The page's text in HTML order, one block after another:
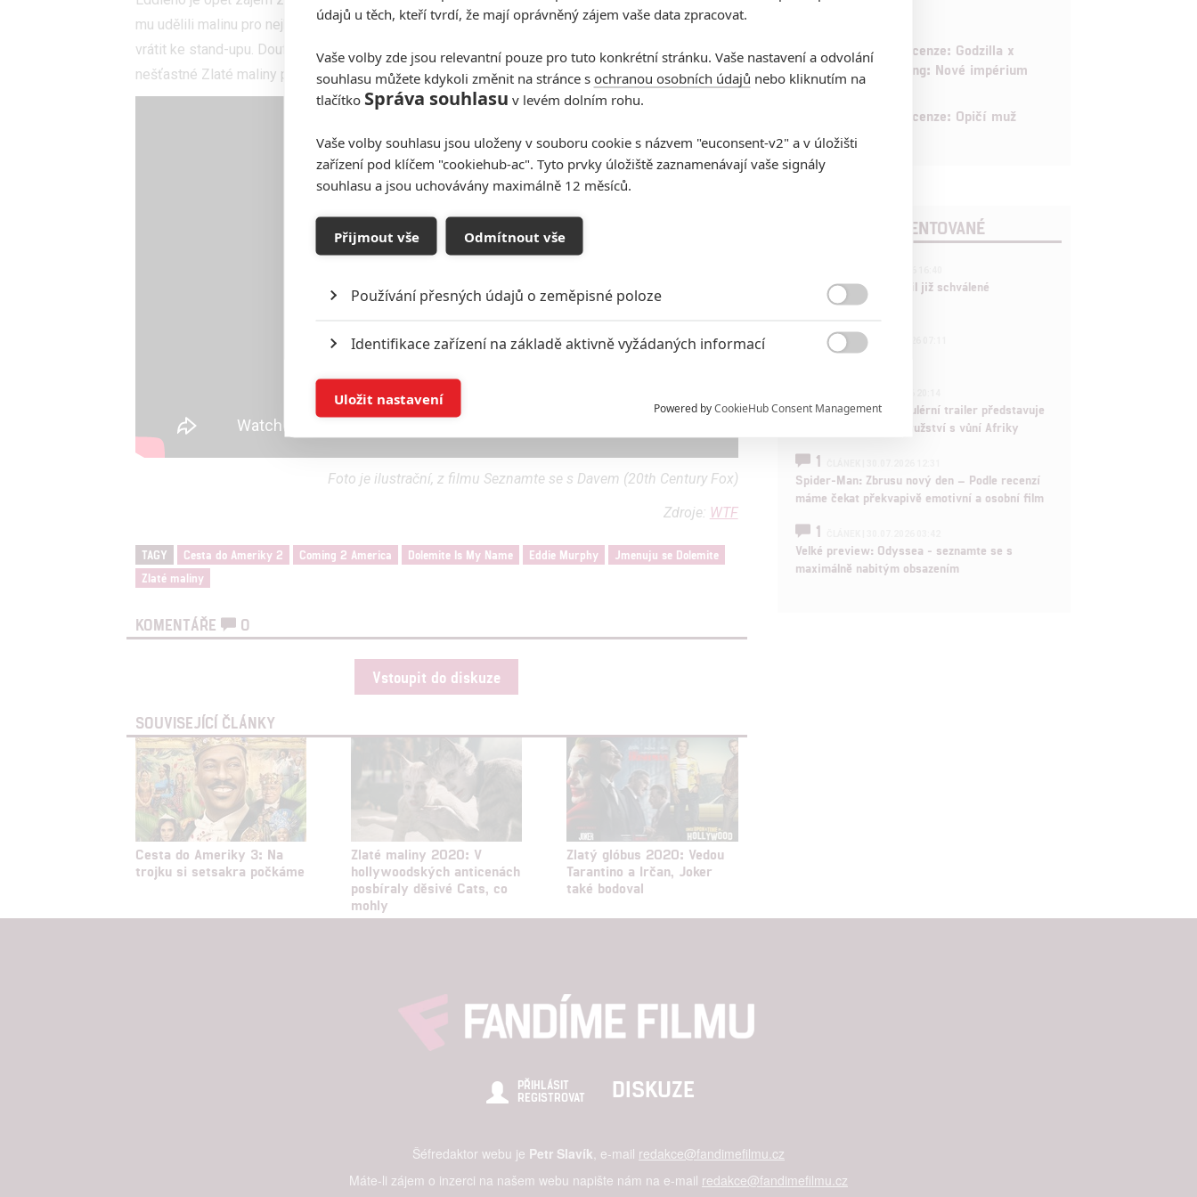
mu udělili malinu pro nejhoršího herce desetiletí, ale také měl hodně času na rodinu a odhodlal se
vrátit ke stand-upu. Doufá, že se do vod průměru neponoří znovu. Obzvlášť, když už mu i ony
nešťastné Zlaté maliny přiznaly "cenu vykoupení".
Foto je ilustrační, z filmu Seznamte se s Davem (20th Century Fox)
Zdroje: WTF
TAGY Cesta do Ameriky 2 Coming 2 America Dolemite Is My Name Eddie Murphy
Jmenuju se Dolemite
Zlaté maliny
KOMENTÁŘE 0
Vstoupit do diskuze
SOUVISEJÍCÍ ČLÁNKY
Cesta do Ameriky 3: Na
trojku si setsakra počkáme
Zlaté maliny 2020: V
hollywoodských anticenách
posbíraly děsivé Cats, co
mohly
Zlatý glóbus 2020: Vedou
Tarantino a Irčan, Joker
také bodoval
6
Recenze: Godzilla x
Kong: Nové impérium
Recenze: Opičí muž
POSLEDNÍ KOMENTOVANÉ
Marvel nečekaně zrušil již schválené
pokračování
433FILM | 01.08.2026 07:11
拆彈專家
Děti krve a kostí: Regulérní trailer představuje
akční fantasy dobrodružství s vůní Afriky
1
Spider-Man: Zbrusu nový den – Podle recenzí
máme čekat překvapivě emotivní a osobní film
1
Velké preview: Odyssea - seznamte se s
maximálně nabitým obsazením
PŘIHLÁSIT
REGISTROVAT
DISKUZE
Šéfredaktor webu je Petr Slavík , e-mail redakce@fandimefilmu.cz
Máte-li zájem o inzerci na našem webu napište nám na e-mail redakce@fandimefilmu.cz
údajů u těch, kteří tvrdí, že mají oprávněný zájem vaše data zpracovat.
Vaše volby zde jsou relevantní pouze pro tuto konkrétní stránku. Vaše nastavení a odvolání
souhlasu můžete kdykoli změnit na stránce s ochranou osobních údajů nebo kliknutím na
tlačítko Správa souhlasu v levém dolním rohu.
Vaše volby souhlasu jsou uloženy v souboru cookie s názvem "euconsent-v2" a v úložišti
zařízení pod klíčem "cookiehub-ac". Tyto prvky úložiště zaznamenávají vaše signály
souhlasu a jsou uchovávány maximálně 12 měsíců.
Přijmout vše Odmítnout vše
Používání přesných údajů o zeměpisné poloze
Identifikace zařízení na základě aktivně vyžádaných informací
Ukládání a/nebo přístup k informacím v zařízení

Reklama založená na omezených údajích a měření reklamy
Personalizovaný obsah, měření obsahu, průzkum publika a vývoj

Udělením souhlasu s účely a funkcemi zde uvedenými dáváte nám i našim partnerům
Powered byCookieHub Consent Management
Uložit nastavení